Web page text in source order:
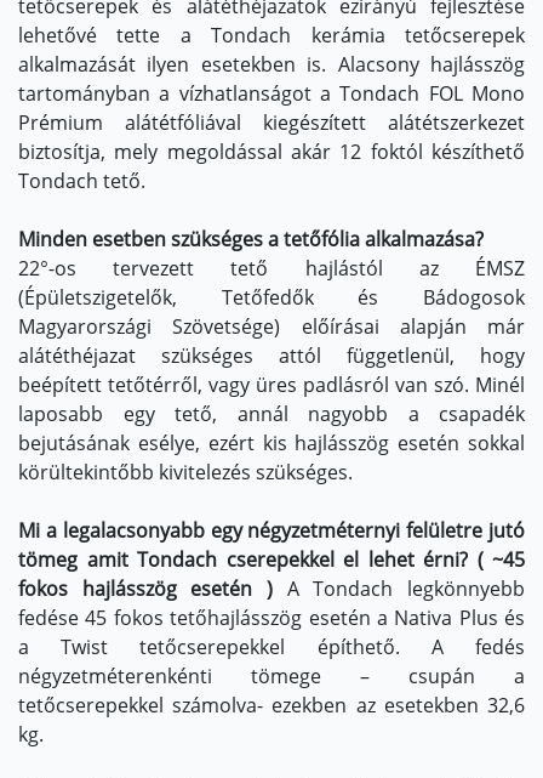
tetőcserepek és alátéthéjazatok ezirányú fejlesztése
lehetővé tette a Tondach kerámia tetőcserepek
alkalmazását ilyen esetekben is. Alacsony hajlásszög
tartományban a vízhatlanságot a Tondach FOL Mono
Prémium alátétfóliával kiegészített alátétszerkezet
biztosítja, mely megoldással akár 12 foktól készíthető
Tondach tető.
Minden esetben szükséges a tetőfólia alkalmazása?
22°-os tervezett tető hajlástól az ÉMSZ
(Épületszigetelők, Tetőfedők és Bádogosok
Magyarországi Szövetsége) előírásai alapján már
alátéthéjazat szükséges attól függetlenül, hogy
beépített tetőtérről, vagy üres padlásról van szó. Minél
laposabb egy tető, annál nagyobb a csapadék
bejutásának esélye, ezért kis hajlásszög esetén sokkal
körültekintőbb kivitelezés szükséges.
Mi a legalacsonyabb egy négyzetméternyi felületre jutó
tömeg amit Tondach cserepekkel el lehet érni? ( ~45
fokos hajlásszög esetén ) A Tondach legkönnyebb
fedése 45 fokos tetőhajlásszög esetén a Nativa Plus és
a Twist tetőcserepekkel építhető. A fedés
négyzetméterenkénti tömege – csupán a
tetőcserepekkel számolva- ezekben az esetekben 32,6
kg.